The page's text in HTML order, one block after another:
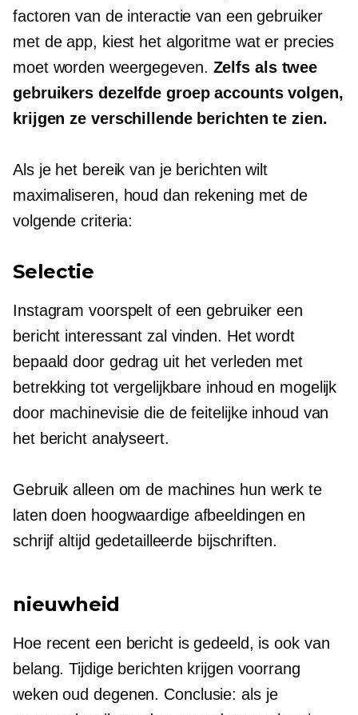
factoren van de interactie van een gebruiker
met de app, kiest het algoritme wat er precies
moet worden weergegeven. Zelfs als twee
gebruikers dezelfde groep accounts volgen,
krijgen ze verschillende berichten te zien.
Als je het bereik van je berichten wilt
maximaliseren, houd dan rekening met de
volgende criteria:
Selectie
Instagram voorspelt of een gebruiker een
bericht interessant zal vinden. Het wordt
bepaald door gedrag uit het verleden met
betrekking tot vergelijkbare inhoud en mogelijk
door machinevisie die de feitelijke inhoud van
het bericht analyseert.
Gebruik alleen om de machines hun werk te
laten doen hoogwaardigeafbeeldingen en
schrijf altijd gedetailleerde bijschriften.
nieuwheid
Hoe recent een bericht is gedeeld, is ook van
belang. Tijdige berichten krijgen voorrang
weken oud degenen. Conclusie: als je